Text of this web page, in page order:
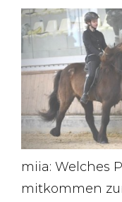
miia: Welches
mitkommen